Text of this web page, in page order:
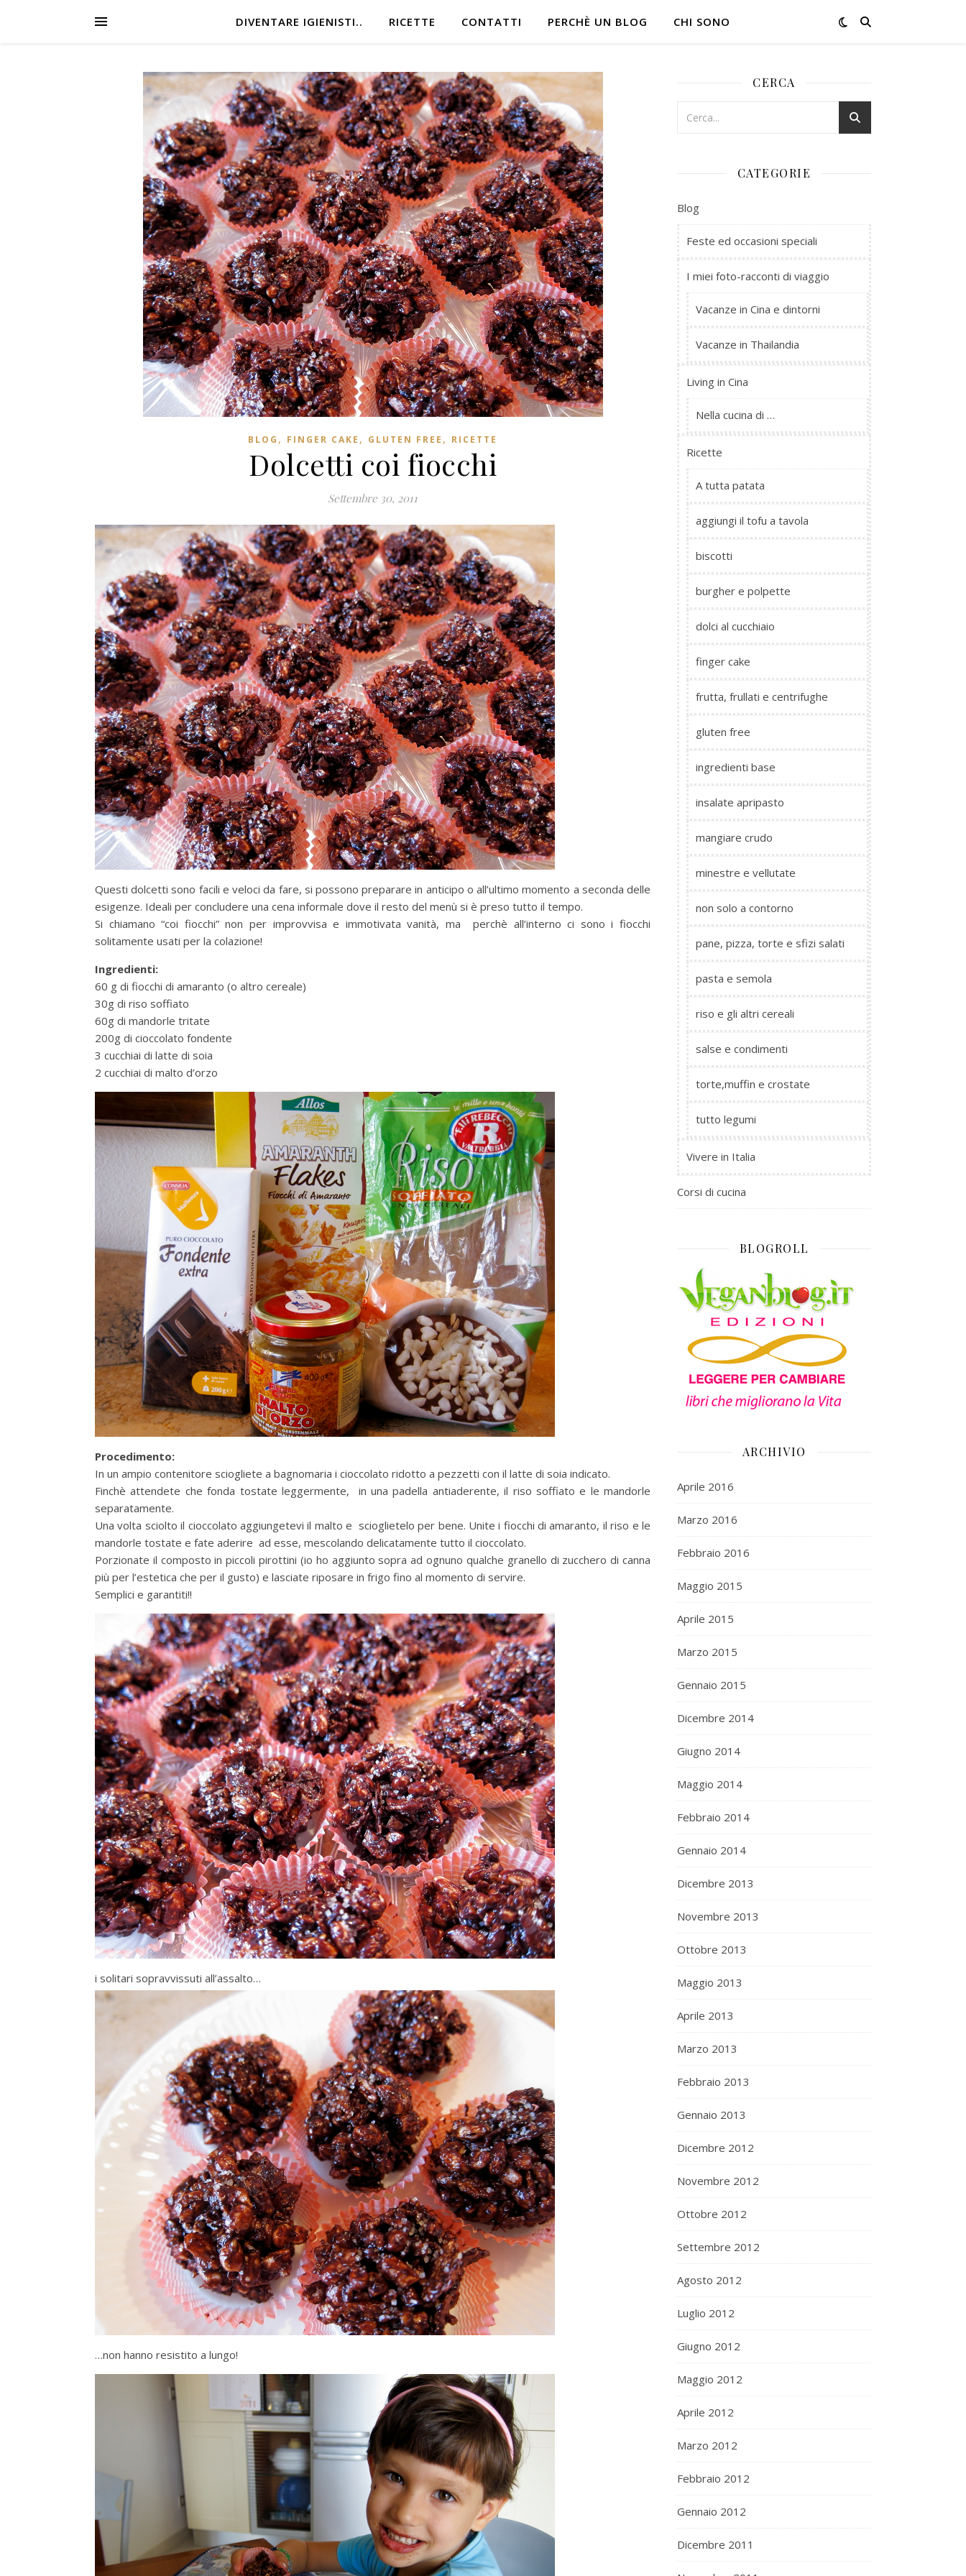
DIVENTARE IGIENISTI.. RICETTE CONTATTI PERCHÈ UN BLOG CHI SONO
BLOG , FINGER CAKE , GLUTEN FREE , RICETTE
Dolcetti coi fiocchi
Settembre 30, 2011
Questi dolcetti sono facili e veloci da fare, si possono preparare in anticipo o all’ultimo momento a seconda delle
esigenze. Ideali per concludere una cena informale dove il resto del menù si è preso tutto il tempo.
Si chiamano “coi fiocchi” non per improvvisa e immotivata vanità, ma perchè all’interno ci sono i fiocchi
solitamente usati per la colazione!
Ingredienti:
60 g di fiocchi di amaranto (o altro cereale)
30g di riso soffiato
60g di mandorle tritate
200g di cioccolato fondente
3 cucchiai di latte di soia
2 cucchiai di malto d’orzo
Procedimento:
In un ampio contenitore sciogliete a bagnomaria i cioccolato ridotto a pezzetti con il latte di soia indicato.
Finchè attendete che fonda tostate leggermente, in una padella antiaderente, il riso soffiato e le mandorle
separatamente.
Una volta sciolto il cioccolato aggiungetevi il malto e scioglietelo per bene. Unite i fiocchi di amaranto, il riso e le
mandorle tostate e fate aderire ad esse, mescolando delicatamente tutto il cioccolato.
Porzionate il composto in piccoli pirottini (io ho aggiunto sopra ad ognuno qualche granello di zucchero di canna
più per l’estetica che per il gusto) e lasciate riposare in frigo fino al momento di servire.
Semplici e garantiti!!
i solitari sopravvissuti all’assalto…
…non hanno resistito a lungo!
CERCA
CATEGORIE
Blog
Feste ed occasioni speciali
I miei foto-racconti di viaggio
Vacanze in Cina e dintorni
Vacanze in Thailandia
Living in Cina
Nella cucina di …
Ricette
A tutta patata
aggiungi il tofu a tavola
biscotti
burgher e polpette
dolci al cucchiaio
finger cake
frutta, frullati e centrifughe
gluten free
ingredienti base
insalate apripasto
mangiare crudo
minestre e vellutate
non solo a contorno
pane, pizza, torte e sfizi salati
pasta e semola
riso e gli altri cereali
salse e condimenti
torte,muffin e crostate
tutto legumi
Vivere in Italia
Corsi di cucina
BLOGROLL
ARCHIVIO
Aprile 2016
Marzo 2016
Febbraio 2016
Maggio 2015
Aprile 2015
Marzo 2015
Gennaio 2015
Dicembre 2014
Giugno 2014
Maggio 2014
Febbraio 2014
Gennaio 2014
Dicembre 2013
Novembre 2013
Ottobre 2013
Maggio 2013
Aprile 2013
Marzo 2013
Febbraio 2013
Gennaio 2013
Dicembre 2012
Novembre 2012
Ottobre 2012
Settembre 2012
Agosto 2012
Luglio 2012
Giugno 2012
Maggio 2012
Aprile 2012
Marzo 2012
Febbraio 2012
Gennaio 2012
Dicembre 2011